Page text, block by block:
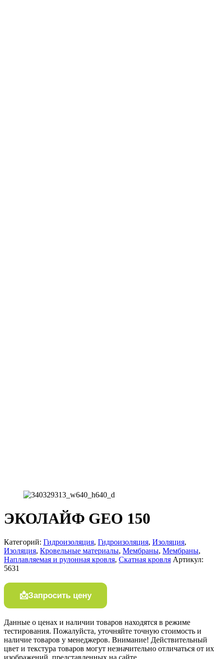
ЭКОЛАЙФ GEO 150
Категорий: Гидроизоляция, Гидроизоляция, Изоляция,
Изоляция, Кровельные материалы, Мембраны, Мембраны,
Наплавляемая и рулонная кровля, Скатная кровля Артикул:
5631
Запросить цену
Данные о ценах и наличии товаров находятся в режиме
тестирования. Пожалуйста, уточняйте точную стоимость и
наличие товаров у менеджеров. Внимание! Действительный
цвет и текстура товаров могут незначительно отличаться от их